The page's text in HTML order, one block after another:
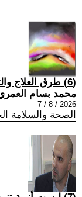
(6) طرق العلاج والتدخل المبكر للتوحد.
محمد بسام
2026 / 8 / 7
الصحة والسلامة